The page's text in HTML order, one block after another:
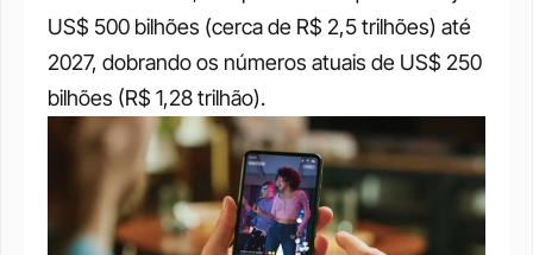
US$ 500 bilhões (cerca de R$ 2,5 trilhões) até
2027, dobrando os números atuais de US$ 250
bilhões (R$ 1,28 trilhão).